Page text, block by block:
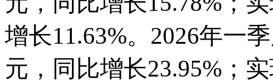
增长11.63%。2026年一
元，同比增长23.95%；